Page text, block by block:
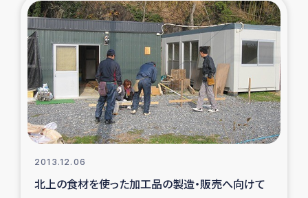
スリランカの南北女性をつなぐサリー・リサイクル・プロ
ジェクト
復興支援事業
民際教育事業
ガザ人道支援
2013.12.06
北上の食材を使った加工品の製造・販売へ向けて